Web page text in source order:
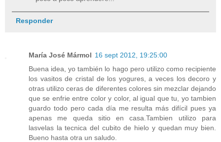
Responder
María José Mármol 16 sept 2012, 19:25:00
Buena idea, yo también lo hago pero utilizo como recipiente
los vasitos de cristal de los yogures, a veces los decoro y
otras utilizo ceras de diferentes colores sin mezclar dejando
que se enfrie entre color y color, al igual que tu, yo tambien
guardo todo pero cada día me resulta más difícil pues ya
apenas me queda sitio en casa.Tambien utilizo para
lasvelas la tecnica del cubito de hielo y quedan muy bien.
Bueno hasta otra un saludo.